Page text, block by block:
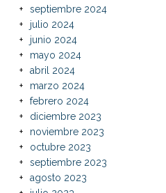
septiembre 2024
julio 2024
junio 2024
mayo 2024
abril 2024
marzo 2024
febrero 2024
diciembre 2023
noviembre 2023
octubre 2023
septiembre 2023
agosto 2023